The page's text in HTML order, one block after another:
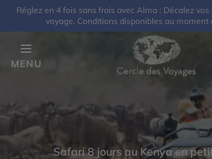
Réglez en 4 fois sans frais avec Alma : Décalez
voyage. Conditions disponibles au moment
MENU
Safari 8 jours au Kenya en